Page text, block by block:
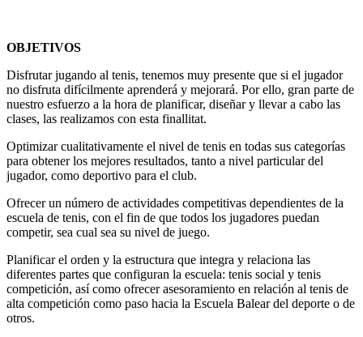
OBJETIVOS
Disfrutar jugando al tenis, tenemos muy presente que si el jugador
no disfruta difícilmente aprenderá y mejorará. Por ello, gran parte de
nuestro esfuerzo a la hora de planificar, diseñar y llevar a cabo las
clases, las realizamos con esta finallitat.
Optimizar cualitativamente el nivel de tenis en todas sus categorías
para obtener los mejores resultados, tanto a nivel particular del
jugador, como deportivo para el club.
Ofrecer un número de actividades competitivas dependientes de la
escuela de tenis, con el fin de que todos los jugadores puedan
competir, sea cual sea su nivel de juego.
Planificar el orden y la estructura que integra y relaciona las
diferentes partes que configuran la escuela: tenis social y tenis
competición, así como ofrecer asesoramiento en relación al tenis de
alta competición como paso hacia la Escuela Balear del deporte o de
otros.